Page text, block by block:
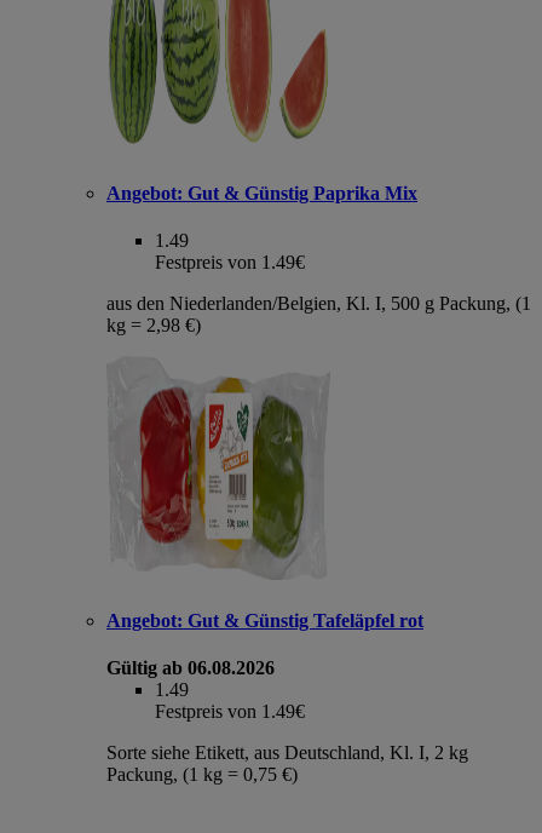
Angebot: Gut & Günstig Paprika Mix
1.49
Festpreis von 1.49€
aus den Niederlanden/Belgien, Kl. I, 500 g Packung, (1
kg = 2,98 €)
Angebot: Gut & Günstig Tafeläpfel rot
Gültig ab 06.08.2026
1.49
Festpreis von 1.49€
Sorte siehe Etikett, aus Deutschland, Kl. I, 2 kg
Packung, (1 kg = 0,75 €)